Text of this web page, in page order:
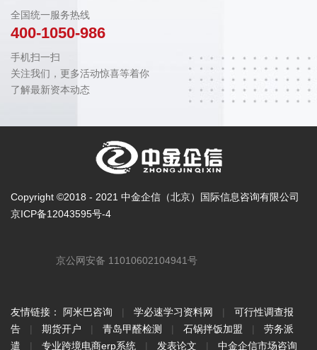
全国统一服务热线
400-1050-986
手机扫一扫
关注我们，更多活动惊喜等着你
了解最新资本动态
Copyright ©2018 - 2021 中金企信（北京）国际信息咨询有限公司
京ICP备12043595号-4
京公网安备 11010602104941号
友情链接： 阿米巴咨询 | 学必速学习资料网 |
可行性调查报
告
| 期货开户 | 青岛甲醛检测 | 石锅拌饭加盟 |
劳务派
遣
| 专业跨境电商erp系统 | 发表论文 | 中金企信市场咨询